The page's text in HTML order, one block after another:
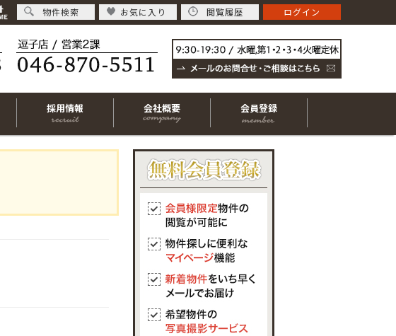
採用情報 会社概要 会員登録
物件検索 お気に入り 閲覧履歴 ログイン